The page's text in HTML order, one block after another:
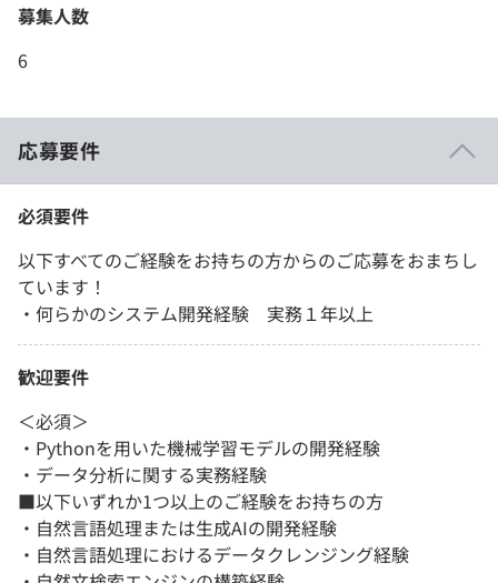
募集人数
6
応募要件
必須要件
以下すべてのご経験をお持ちの方からのご応募をおまちし
ています！
・何らかのシステム開発経験 実務１年以上
歓迎要件
＜必須＞
・Pythonを用いた機械学習モデルの開発経験
・データ分析に関する実務経験
■以下いずれか1つ以上のご経験をお持ちの方
・自然言語処理または生成AIの開発経験
・自然言語処理におけるデータクレンジング経験